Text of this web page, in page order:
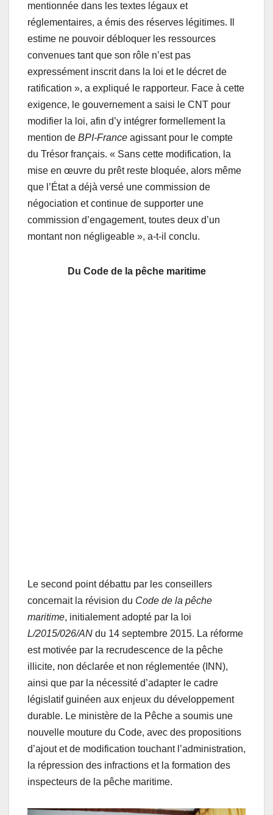
mentionnée dans les textes légaux et
réglementaires, a émis des réserves légitimes. Il
estime ne pouvoir débloquer les ressources
convenues tant que son rôle n’est pas
expressément inscrit dans la loi et le décret de
ratification », a expliqué le rapporteur. Face à cette
exigence, le gouvernement a saisi le CNT pour
modifier la loi, afin d’y intégrer formellement la
mention de BPI-France agissant pour le compte
du Trésor français. « Sans cette modification, la
mise en œuvre du prêt reste bloquée, alors même
que l’État a déjà versé une commission de
négociation et continue de supporter une
commission d’engagement, toutes deux d’un
montant non négligeable », a-t-il conclu.
Du Code de la pêche maritime
Le second point débattu par les conseillers
concernait la révision du Code de la pêche
maritime, initialement adopté par la loi
L/2015/026/AN du 14 septembre 2015. La réforme
est motivée par la recrudescence de la pêche
illicite, non déclarée et non réglementée (INN),
ainsi que par la nécessité d’adapter le cadre
législatif guinéen aux enjeux du développement
durable. Le ministère de la Pêche a soumis une
nouvelle mouture du Code, avec des propositions
d’ajout et de modification touchant l’administration,
la répression des infractions et la formation des
inspecteurs de la pêche maritime.